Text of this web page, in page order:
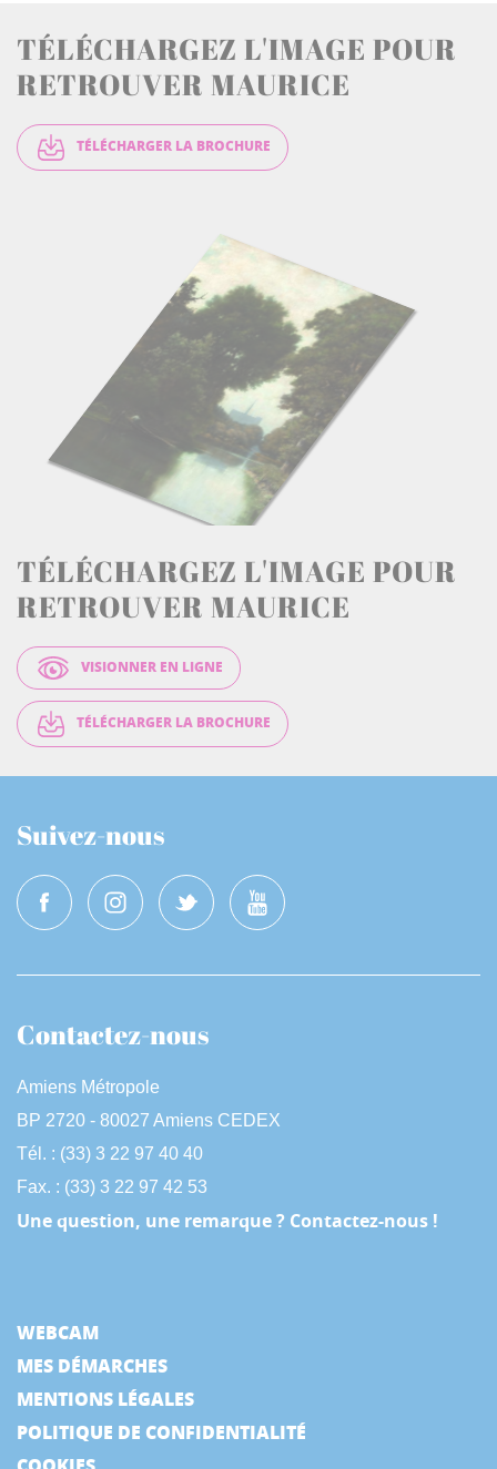
TÉLÉCHARGEZ L'IMAGE POUR
RETROUVER MAURICE
TÉLÉCHARGER LA BROCHURE
TÉLÉCHARGEZ L'IMAGE POUR
RETROUVER MAURICE
VISIONNER EN LIGNE
TÉLÉCHARGER LA BROCHURE
Suivez-nous
Contactez-nous
Amiens Métropole
BP 2720 - 80027 Amiens CEDEX
Tél. : (33) 3 22 97 40 40
Fax. : (33) 3 22 97 42 53
Une question, une remarque ? Contactez-nous !
WEBCAM
MES DÉMARCHES
MENTIONS LÉGALES
POLITIQUE DE CONFIDENTIALITÉ